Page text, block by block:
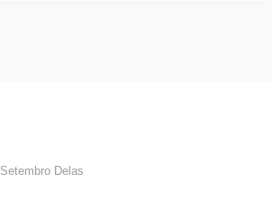
Setembro Delas